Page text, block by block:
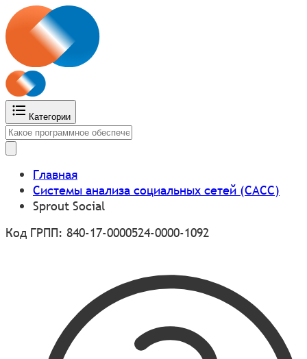
Категории
Главная
Системы анализа социальных сетей (САСС)
Sprout Social
Код ГРПП: 840-17-0000524-0000-1092